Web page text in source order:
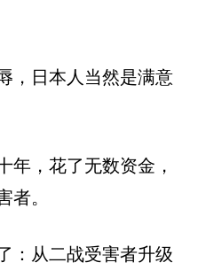
，日本人当然是满意
年，花了无数资金，
者。
：从二战受害者升级